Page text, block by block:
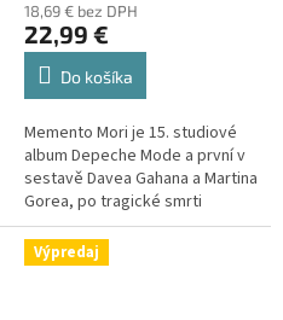
18,69 € bez DPH
22,99 €
Do košíka
Memento Mori je 15. studiové
album Depeche Mode a první v
sestavě Davea Gahana a Martina
Gorea, po tragické smrti
spoluzakladatele Andrewa
„Fletche“ Fletchera v roce...
Výpredaj